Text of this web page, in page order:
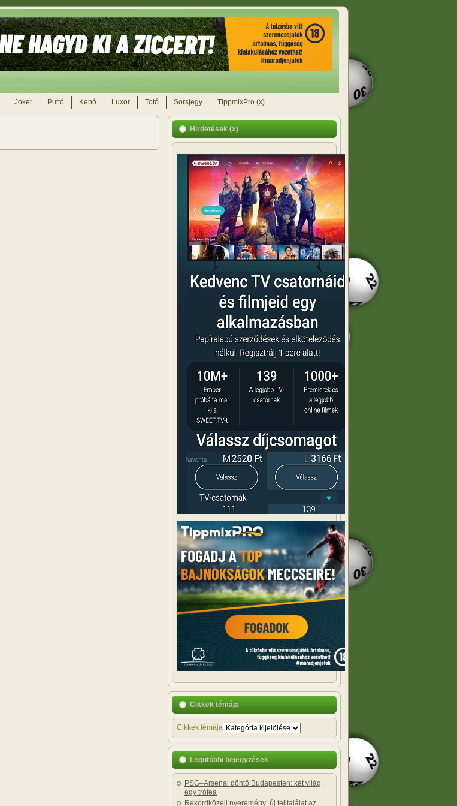
Joker Puttó Kenó Luxor Totó Sorsjegy TippmixPro (x)
Hirdetések (x)
Cikkek témája
Cikkek témája
Legutóbbi bejegyzések
PSG–Arsenal döntő Budapesten: két világ,
egy trófea
Rekordközeli nyeremény: új telitalálat az